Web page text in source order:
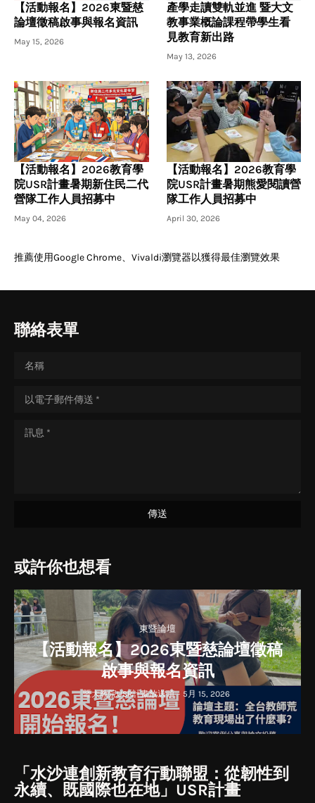
【活動報名】2026東暨慈
論壇徵稿啟事與報名資訊
May 15, 2026
產學走讀雙軌並進 暨大文
教事業概論課程帶學生看
見教育新出路
May 13, 2026
【活動報名】2026教育學
院USR計畫暑期新住民二代
營隊工作人員招募中
May 04, 2026
【活動報名】2026教育學
院USR計畫暑期熊愛閱讀營
隊工作人員招募中
April 30, 2026
推薦使用Google Chrome、Vivaldi瀏覽器以獲得最佳瀏覽效果
聯絡表單
或許你也想看
東暨論壇
【活動報名】2026東暨慈論壇徵稿
啟事與報名資訊
暨大教院USR計畫放送頭 - 5月 15, 2026
「水沙連創新教育行動聯盟：從韌性到
永續、既國際也在地」USR計畫